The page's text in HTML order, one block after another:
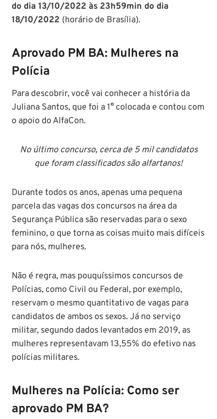
do dia 13/10/2022 às 23h59min do dia
18/10/2022 (horário de Brasília).
Aprovado PM BA: Mulheres na
Polícia
Para descobrir, você vai conhecer a história da
Juliana Santos, que foi a 1° colocada e contou com
o apoio do AlfaCon.
No último concurso, cerca de 5 mil candidatos
que foram classificados são alfartanos!
Durante todos os anos, apenas uma pequena
parcela das vagas dos concursos na área da
Segurança Pública são reservadas para o sexo
feminino, o que torna as coisas muito mais difíceis
para nós, mulheres.
Não é regra, mas pouquíssimos concursos de
Polícias, como Civil ou Federal, por exemplo,
reservam o mesmo quantitativo de vagas para
candidatos de ambos os sexos. Já no serviço
militar, segundo dados levantados em 2019, as
mulheres representavam 13,55% do efetivo nas
polícias militares.
Mulheres na Polícia: Como ser
aprovado PM BA?